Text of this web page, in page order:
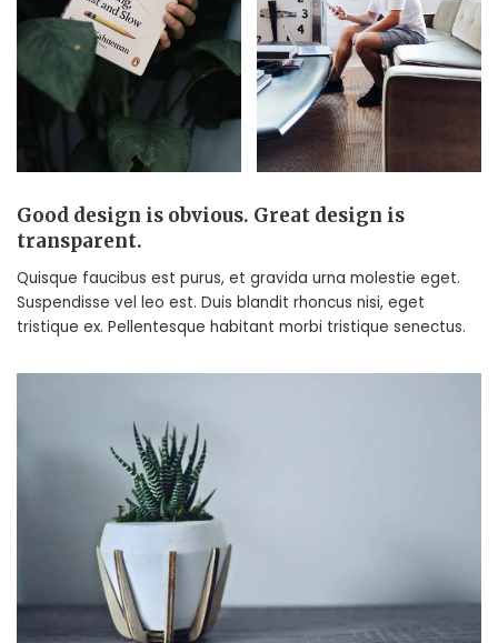
Good design is obvious. Great design is
transparent.
Quisque faucibus est purus, et gravida urna molestie eget.
Suspendisse vel leo est. Duis blandit rhoncus nisi, eget
tristique ex. Pellentesque habitant morbi tristique senectus.